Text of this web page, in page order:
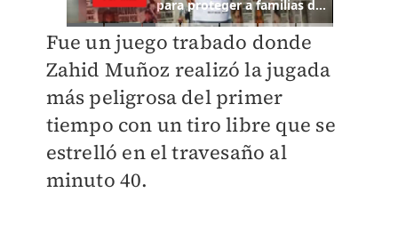
Fue un juego trabado donde
Zahid Muñoz realizó la jugada
más peligrosa del primer
tiempo con un tiro libre que se
estrelló en el travesaño al
minuto 40.